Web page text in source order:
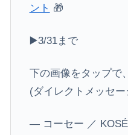
ント 🎁
▶️3/31まで
下の画像をタップで
(ダイレクトメッセ
— コーセー ／